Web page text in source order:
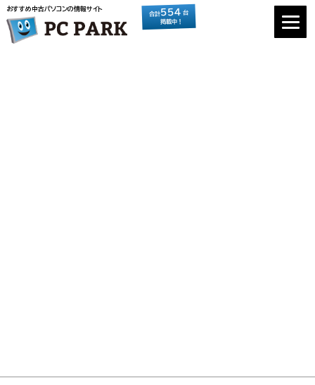
おすすめ中古パソコンの情報サイト
合計554 台
掲載中！